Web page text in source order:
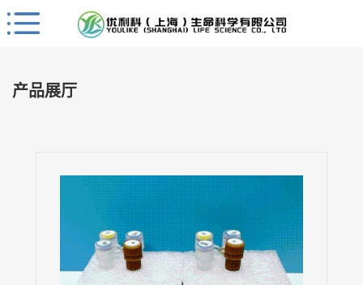
Close
首
产品展厅